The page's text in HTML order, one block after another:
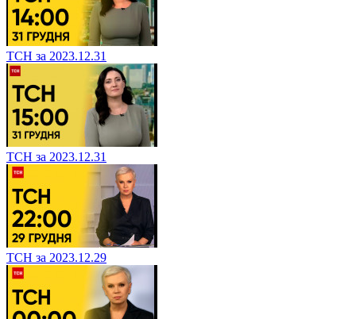
ТСН за 2023.12.31
ТСН за 2023.12.31
ТСН за 2023.12.29